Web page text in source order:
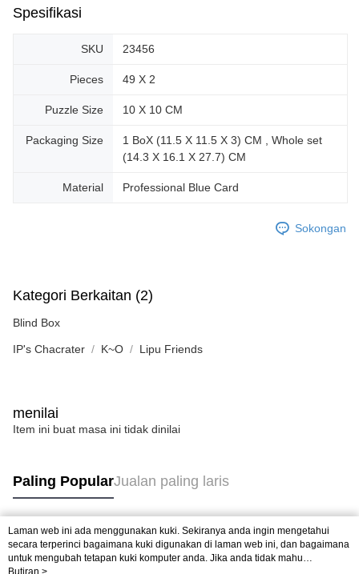
Spesifikasi
SKU 23456
Pieces 49 X 2
Puzzle Size 10 X 10 CM
Packaging Size
1 BoX (11.5 X 11.5 X 3) CM , Whole set
(14.3 X 16.1 X 27.7) CM
Material Professional Blue Card
Sokongan
Kategori Berkaitan (2)
Blind Box
IP's Chacrater K~O Lipu Friends
menilai
Item ini buat masa ini tidak dinilai
Paling PopularJualan paling laris
Tag Popular
Laman web ini ada menggunakan kuki. Sekiranya anda ingin mengetahui
secara terperinci bagaimana kuki digunakan di laman web ini, dan bagaimana
untuk mengubah tetapan kuki komputer anda. Jika anda tidak mahu
menggunakan kuki di komputer anda, sila rujuk penerangan mengenai kuki.
Butiran >